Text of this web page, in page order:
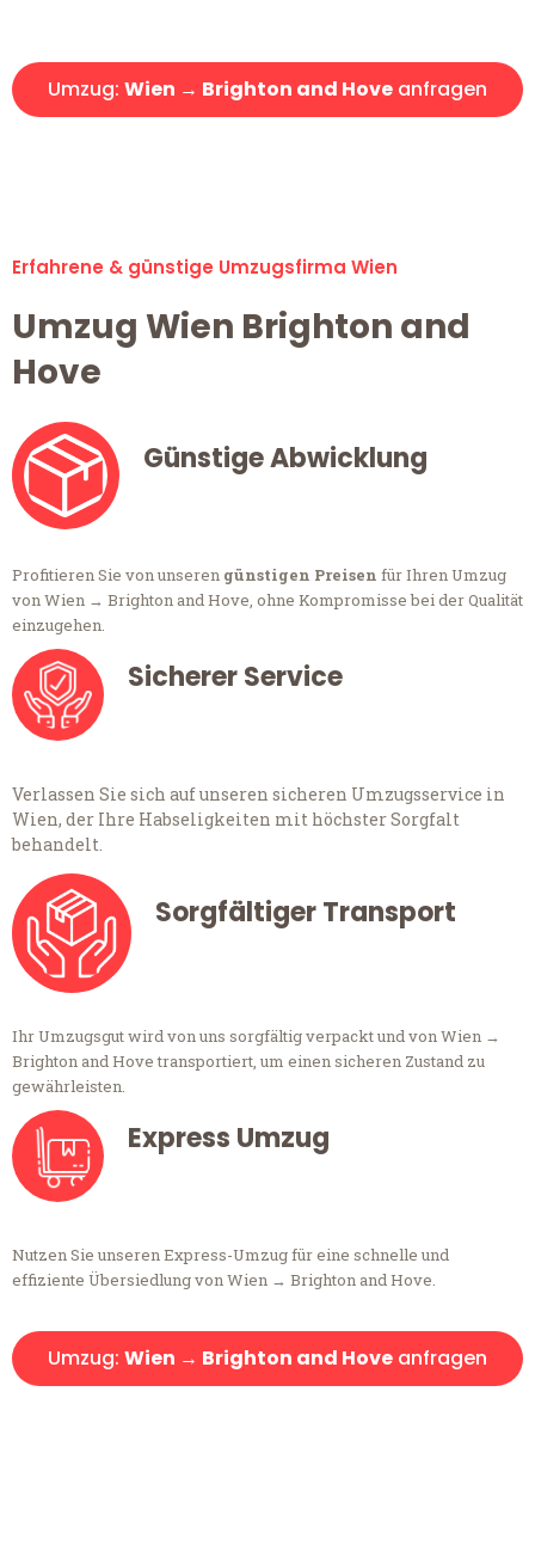
Umzug: Wien → Brighton and Hove anfragen
Erfahrene & günstige Umzugsfirma Wien
Umzug Wien Brighton and
Hove
Günstige Abwicklung
Profitieren Sie von unseren günstigen Preisen für Ihren Umzug
von Wien → Brighton and Hove, ohne Kompromisse bei der Qualität
einzugehen.
Sicherer Service
Verlassen Sie sich auf unseren sicheren Umzugsservice in
Wien, der Ihre Habseligkeiten mit höchster Sorgfalt
behandelt.
Sorgfältiger Transport
Ihr Umzugsgut wird von uns sorgfältig verpackt und von Wien →
Brighton and Hove transportiert, um einen sicheren Zustand zu
gewährleisten.
Express Umzug
Nutzen Sie unseren Express-Umzug für eine schnelle und
effiziente Übersiedlung von Wien → Brighton and Hove.
Umzug: Wien → Brighton and Hove anfragen